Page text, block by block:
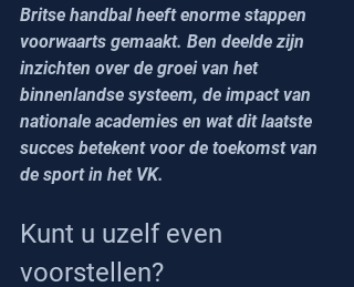
Britse handbal heeft enorme stappen
voorwaarts gemaakt. Ben deelde zijn
inzichten over de groei van het
binnenlandse systeem, de impact van
nationale academies en wat dit laatste
succes betekent voor de toekomst van
de sport in het VK.
Kunt u uzelf even
voorstellen?